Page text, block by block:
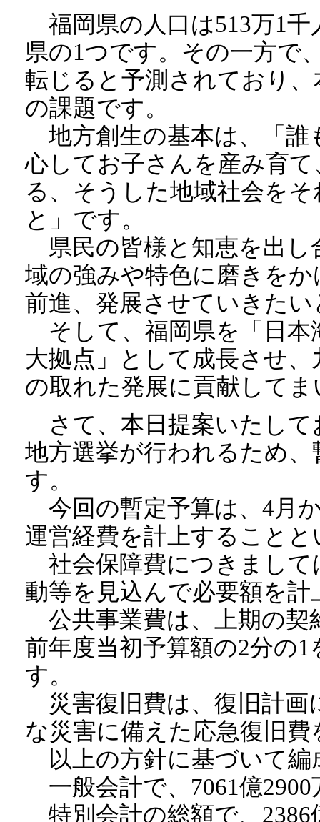
福岡県の人口は513万1千
県の1つです。その一方で
転じると予測されており
の課題です。
地方創生の基本は、「誰
心してお子さんを産み育
る、そうした地域社会を
と」です。
県民の皆様と知恵を出し
域の強みや特色に磨きを
前進、発展させていきた
そして、福岡県を「日本
大拠点」として成長させ
の取れた発展に貢献して
さて、本日提案いたして
地方選挙が行われるため
す。
今回の暫定予算は、4月
運営経費を計上すること
社会保障費につきまして
動等を見込んで必要額を
公共事業費は、上期の契
前年度当初予算額の2分の
す。
災害復旧費は、復旧計画
な災害に備えた応急復旧
以上の方針に基づいて編
一般会計で、7061億2900
特別会計の総額で、2386